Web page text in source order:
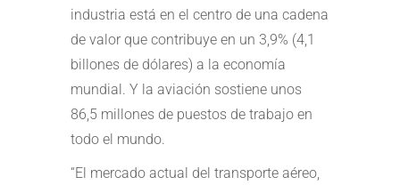
industria está en el centro de una cadena
de valor que contribuye en un 3,9% (4,1
billones de dólares) a la economía
mundial. Y la aviación sostiene unos
86,5 millones de puestos de trabajo en
todo el mundo.
“El mercado actual del transporte aéreo,